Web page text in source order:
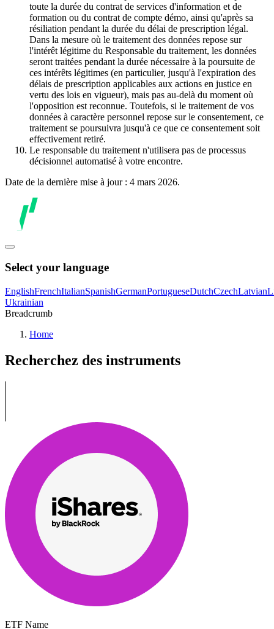
toute la durée du contrat de services d'information et de
formation ou du contrat de compte démo, ainsi qu'après sa
résiliation pendant la durée du délai de prescription légal.
Dans la mesure où le traitement des données repose sur
l'intérêt légitime du Responsable du traitement, les données
seront traitées pendant la durée nécessaire à la poursuite de
ces intérêts légitimes (en particulier, jusqu'à l'expiration des
délais de prescription applicables aux actions en justice en
vertu des lois en vigueur), mais pas au-delà du moment où
l'opposition est reconnue. Toutefois, si le traitement de vos
données à caractère personnel repose sur le consentement, ce
traitement se poursuivra jusqu'à ce que ce consentement soit
effectivement retiré.
Le responsable du traitement n'utilisera pas de processus
décisionnel automatisé à votre encontre.
Date de la dernière mise à jour : 4 mars 2026.
Select your language
EnglishFrenchItalianSpanishGermanPortugueseDutchCzechLatvian
Ukrainian
Breadcrumb
Home
Recherchez des instruments
ETF Name